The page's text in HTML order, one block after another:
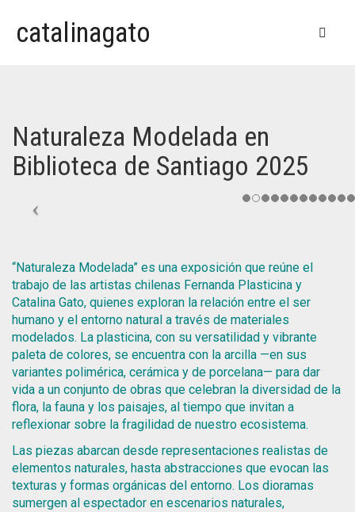
catalinagato
CERÁMICA Y PORCELANA
EL GATO GIGANTE / THE GIANT CAT (2023)
EL REINO DE LA FRUTAS (2021)
CIERVO HERIDO (2016)
MURALES
UN TROZO DE CHILOÉ EN BARRIO YUNGAY
PINTURA
EXPOSICIONES
BOSQUE ADENTRO, ESPACIO 330 (2022)
PUERTAS ABIERTAS CASONA Y (2019)
CERÁMICAS Y PORCELANAS
DIORAMAS
MINIATURAS
PERSONAJES 3D
PRINTS
#1129 (sin título)
Bío
Bosque Adentro, Espacio 330 (2022)
Carrito
Cerámica y Porcelana
Ciervo Herido (2016)
Contacto
El Gato Gigante / The Giant Cat (2023)
El Reino de la Frutas (2021)
Escenas Cat astróficas (2025)
Exposiciones
Miniaturas y Dioramas
Mixed Media
Mural Un trozo de Chiloé en Barrio Yungay
Murales
Naturaleza Modelada, Biblioteca de Santiago (2025)
otros proyectos
Pintura
Puertas Abiertas Casona Y (2019)
Teatro, Cine y TV
Tienda
Videos y Prensa
Naturaleza Modelada en
Biblioteca de Santiago 2025
“Naturaleza Modelada” es una exposición que reúne el
trabajo de las artistas chilenas Fernanda Plasticina y
Catalina Gato, quienes exploran la relación entre el ser
humano y el entorno natural a través de materiales
modelados. La plasticina, con su versatilidad y vibrante
paleta de colores, se encuentra con la arcilla —en sus
variantes polimérica, cerámica y de porcelana— para dar
vida a un conjunto de obras que celebran la diversidad de la
flora, la fauna y los paisajes, al tiempo que invitan a
reflexionar sobre la fragilidad de nuestro ecosistema.
Las piezas abarcan desde representaciones realistas de
elementos naturales, hasta abstracciones que evocan las
texturas y formas orgánicas del entorno. Los dioramas
sumergen al espectador en escenarios naturales,